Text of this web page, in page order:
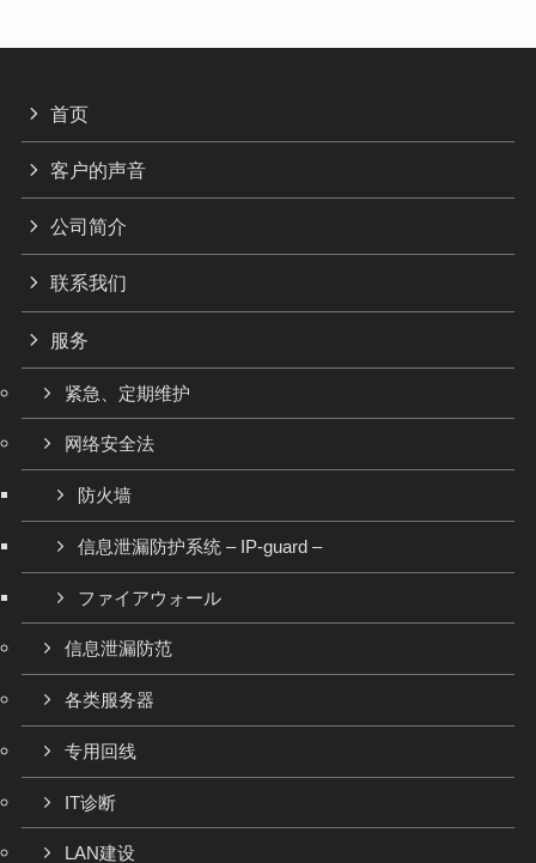
首页
客户的声音
公司简介
联系我们
服务
紧急、定期维护
网络安全法
防火墙
信息泄漏防护系统 – IP-guard –
ファイアウォール
信息泄漏防范
各类服务器
专用回线
IT诊断
LAN建设